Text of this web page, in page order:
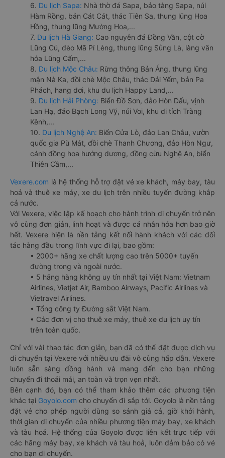
6. Du lịch Sapa: Nhà thờ đá Sapa, bảo tàng Sapa, núi
Hàm Rồng, bản Cát Cát, thác Tiên Sa, thung lũng Hoa
Hồng, thung lũng Mường Hoa,...
7. Du lịch Hà Giang: Cao nguyên đá Đồng Văn, cột cờ
Lũng Cú, đèo Mã Pí Lèng, thung lũng Sủng Là, làng văn
hóa Lũng Cẩm,...
8. Du lịch Mộc Châu: Rừng thông Bản Áng, thung lũng
mận Nà Ka, đồi chè Mộc Châu, thác Dải Yếm, bản Pa
Phách, hang dơi, khu du lịch Happy Land,...
9. Du lịch Hải Phòng: Biển Đồ Sơn, đảo Hòn Dấu, vịnh
Lan Hạ, đảo Bạch Long Vỹ, núi Voi, khu di tích Tràng
Kênh,...
10. Du lịch Nghệ An: Biển Cửa Lò, đảo Lan Châu, vườn
quốc gia Pù Mát, đồi chè Thanh Chương, đảo Hòn Ngư,
cánh đồng hoa hướng dương, đồng cừu Nghệ An, biển
Thiên Cầm,...
Vexere.com là hệ thống hỗ trợ đặt vé xe khách, máy bay, tàu
hoả và thuê xe máy, xe du lịch trên nhiều tuyến đường khắp
cả nước.
Với Vexere, việc lập kế hoạch cho hành trình di chuyển trở nên
vô cùng đơn giản, linh hoạt và được cá nhân hóa hơn bao giờ
hết. Vexere hiện là nền tảng kết nối hành khách với các đối
tác hàng đầu trong lĩnh vực đi lại, bao gồm:
• 2000+ hãng xe chất lượng cao trên 5000+ tuyến
đường trong và ngoài nước.
• 5 hãng hàng không uy tín nhất tại Việt Nam: Vietnam
Airlines, Vietjet Air, Bamboo Airways, Pacific Airlines và
Vietravel Airlines.
• Tổng công ty Đường sắt Việt Nam.
• Các đơn vị cho thuê xe máy, thuê xe du lịch uy tín
trên toàn quốc.
Chỉ với vài thao tác đơn giản, bạn đã có thể đặt được dịch vụ
di chuyển tại Vexere với nhiều ưu đãi vô cùng hấp dẫn. Vexere
luôn sẵn sàng đồng hành và mang đến cho bạn những
chuyến đi thoải mái, an toàn và trọn vẹn nhất.
Bên cạnh đó, bạn có thể tham khảo thêm các phương tiện
khác tại Goyolo.com cho chuyến đi sắp tới. Goyolo là nền tảng
đặt vé cho phép người dùng so sánh giá cả, giờ khởi hành,
thời gian di chuyển của nhiều phương tiện máy bay, xe khách
và tàu hoả. Hệ thống của Goyolo được liên kết trực tiếp với
các hãng máy bay, xe khách và tàu hoả, luôn đảm bảo có vé
cho bạn di chuyển.